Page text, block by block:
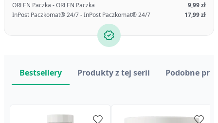
ORLEN Paczka - ORLEN Paczka
9,99 zł
InPost Paczkomat® 24/7 - InPost Paczkomat® 24/7
17,99 zł
Bestsellery Produkty z tej serii Podobne